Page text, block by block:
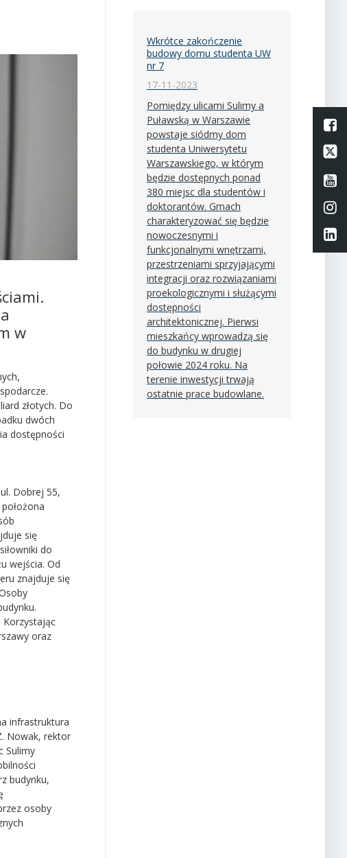
w
złotych. Do
dwóch
dostępności
Dobrej 55,
się
do
wejścia. Od
znajduje się
Korzystając
oraz
infrastruktura
Nowak, rektor
Sulimy
budynku,
osoby
Wkrótce zakończenie
budowy domu studenta UW
nr 7
17-11-2023
Pomiędzy ulicami Sulimy a
Puławską w Warszawie
powstaje siódmy dom
studenta Uniwersytetu
Warszawskiego, w którym
będzie dostępnych ponad
380 miejsc dla studentów i
doktorantów. Gmach
charakteryzować się będzie
nowoczesnymi i
funkcjonalnymi wnętrzami,
przestrzeniami sprzyjającymi
integracji oraz rozwiązaniami
proekologicznymi i służącymi
dostępności
architektonicznej. Pierwsi
mieszkańcy wprowadzą się
do budynku w drugiej
połowie 2024 roku. Na
terenie inwestycji trwają
ostatnie prace budowlane.